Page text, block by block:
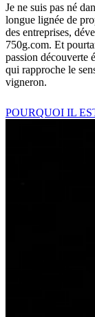
Je ne suis pas né
longue lignée de
des entreprises,
750g.com. Et
passion découverte
qui rapproche le
vigneron.
POURQUOI IL